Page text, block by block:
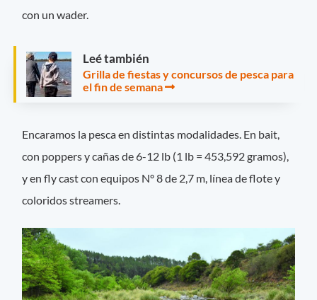
con un wader.
Leé también
Grilla de fiestas y concursos de pesca para
el fin de semana
Encaramos la pesca en distintas modalidades. En bait,
con poppers y cañas de 6-12 lb (1 lb = 453,592 gramos),
y en fly cast con equipos Nº 8 de 2,7 m, línea de flote y
coloridos streamers.